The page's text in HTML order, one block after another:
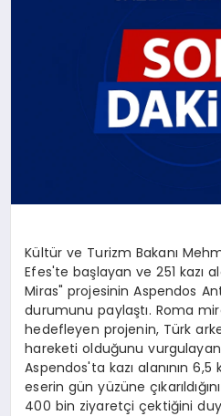
Kültür ve Turizm Bakanı
Efes'te başlayan ve 251 kazı
Miras" projesinin Aspendos
durumunu paylaştı. Roma
hedefleyen projenin, Türk
hareketi olduğunu vurgulayan
Aspendos'ta kazı alanının
eserin gün yüzüne
400 bin ziyaretçi çektiğini